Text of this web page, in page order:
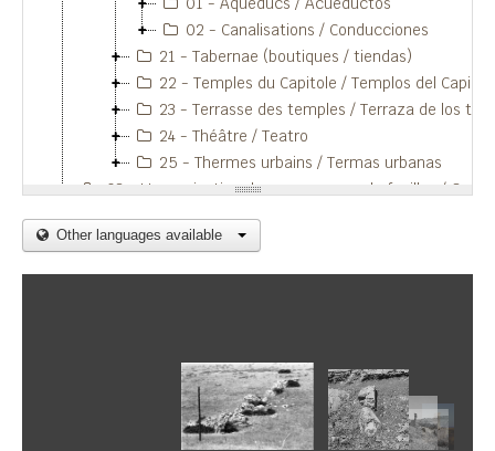
02 - Canalisations / Conducciones
21 - Tabernae (boutiques / tiendas)
22 - Temples du Capitole / Templos del Capitolio
23 - Terrasse des temples / Terraza de los templos
24 - Théâtre / Teatro
25 - Thermes urbains / Termas urbanas
03 - L'organisation des campagnes de fouilles / Organización de las campañas de excavaciones
Other languages available